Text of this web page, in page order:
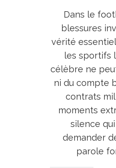
Dans le
blessures
vérité
les sportifs
célèbre ne
ni du compte
contrats
moments
silence
demander
parole